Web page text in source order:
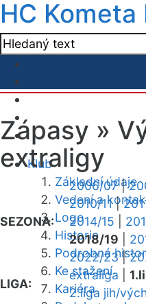
HC Kometa
Klub
Základní údaje
Vedení a
Logo
Historie
Podrobná
Ke stažení
Kariéra
Zápasy »
extraligy
SEZONA:
2006/07|
2010/11|
2014/15
2018/19
2022/23|
LIGA:
extraliga
2.liga jih/